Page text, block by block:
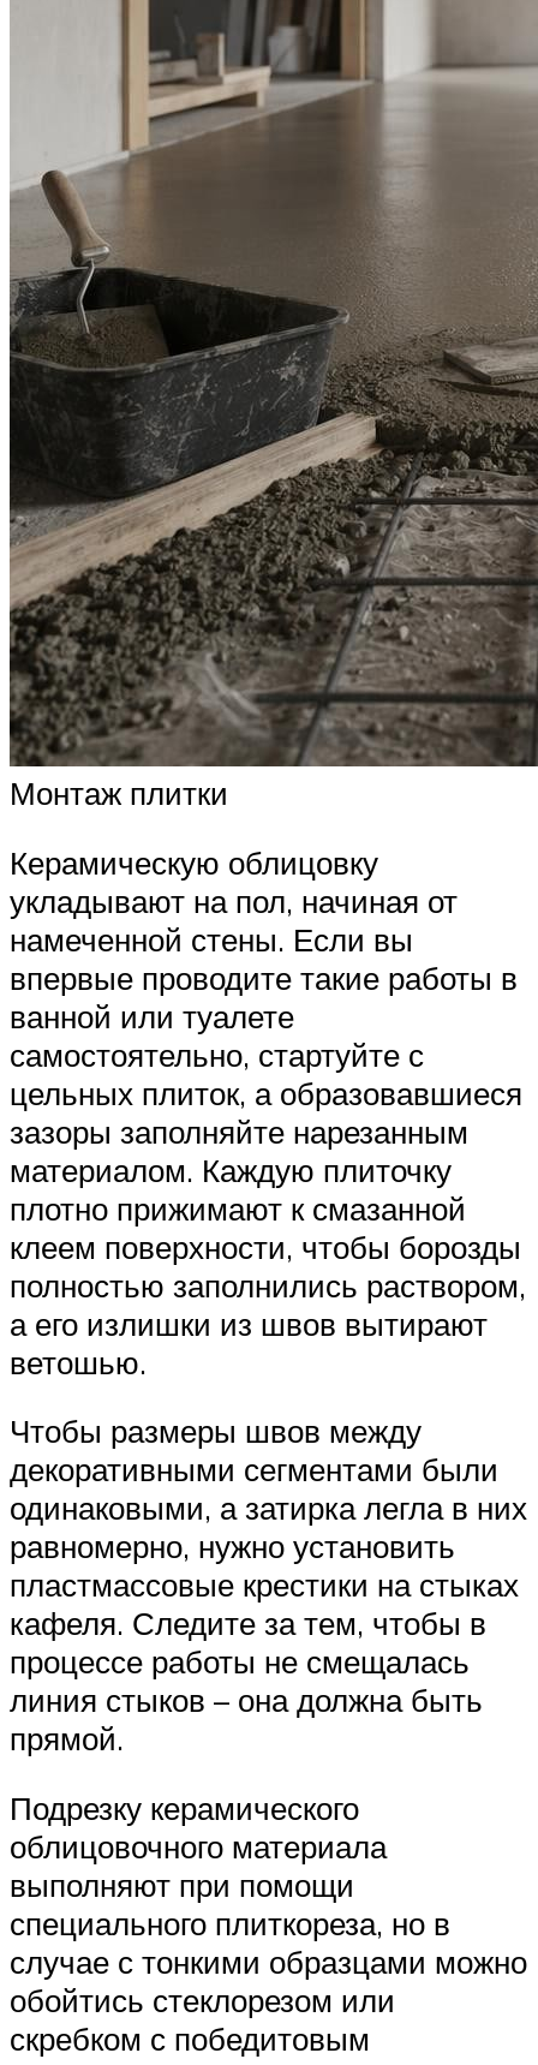
Монтаж плитки
Керамическую облицовку
укладывают на пол, начиная от
намеченной стены. Если вы
впервые проводите такие работы в
ванной или туалете
самостоятельно, стартуйте с
цельных плиток, а образовавшиеся
зазоры заполняйте нарезанным
материалом. Каждую плиточку
плотно прижимают к смазанной
клеем поверхности, чтобы борозды
полностью заполнились раствором,
а его излишки из швов вытирают
ветошью.
Чтобы размеры швов между
декоративными сегментами были
одинаковыми, а затирка легла в них
равномерно, нужно установить
пластмассовые крестики на стыках
кафеля. Следите за тем, чтобы в
процессе работы не смещалась
линия стыков – она должна быть
прямой.
Подрезку керамического
облицовочного материала
выполняют при помощи
специального плиткореза, но в
случае с тонкими образцами можно
обойтись стеклорезом или
скребком с победитовым